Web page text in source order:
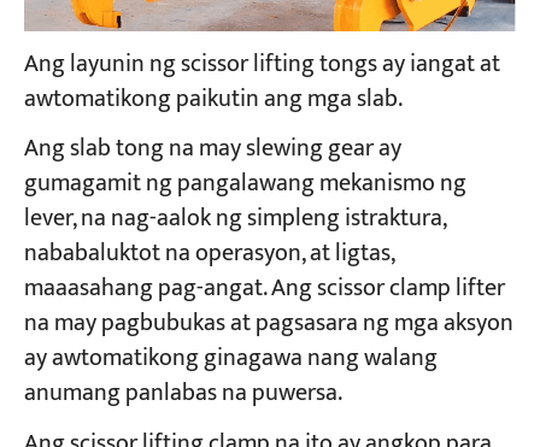
Ang layunin ng scissor lifting tongs ay iangat at
awtomatikong paikutin ang mga slab.
Ang slab tong na may slewing gear ay
gumagamit ng pangalawang mekanismo ng
lever, na nag-aalok ng simpleng istraktura,
nababaluktot na operasyon, at ligtas,
maaasahang pag-angat. Ang scissor clamp lifter
na may pagbubukas at pagsasara ng mga aksyon
ay awtomatikong ginagawa nang walang
anumang panlabas na puwersa.